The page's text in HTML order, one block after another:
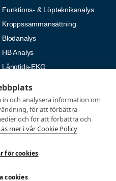
och analysera information om
för att förbättra
och för att förbättra och
mer i vår Cookie Policy
för cookies
cookies
Funktions- & Löpteknikanalys
Kroppssammansättning
Blodanalys
HB Analys
Långtids-EKG
Medlemmar
Mina sidor
Vanliga frågor
AUTOGIRO